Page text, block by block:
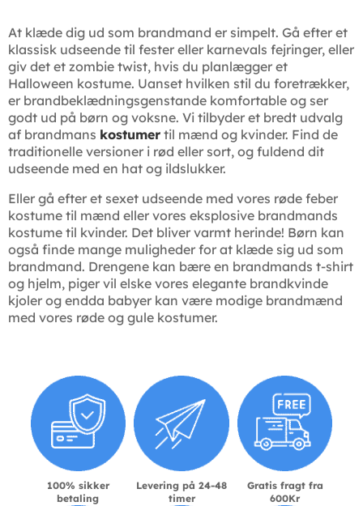
At klæde dig ud som brandmand er simpelt. Gå efter et
klassisk udseende til fester eller karnevals fejringer, eller
giv det et zombie twist, hvis du planlægger et
Halloween kostume. Uanset hvilken stil du foretrækker,
er brandbeklædningsgenstande komfortable og ser
godt ud på børn og voksne. Vi tilbyder et bredt udvalg
af brandmans kostumer til mænd og kvinder. Find de
traditionelle versioner i rød eller sort, og fuldend dit
udseende med en hat og ildslukker.
Eller gå efter et sexet udseende med vores røde feber
kostume til mænd eller vores eksplosive brandmands
kostume til kvinder. Det bliver varmt herinde! Børn kan
også finde mange muligheder for at klæde sig ud som
brandmand. Drengene kan bære en brandmands t-shirt
og hjelm, piger vil elske vores elegante brandkvinde
kjoler og endda babyer kan være modige brandmænd
med vores røde og gule kostumer.
100% sikker
betaling
Levering på 24-48
timer
Gratis fragt fra
600Kr